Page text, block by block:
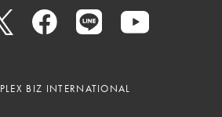
BIZ INTERNATIONAL